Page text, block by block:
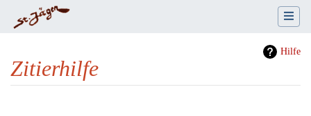
Hilfe
Zitierhilfe